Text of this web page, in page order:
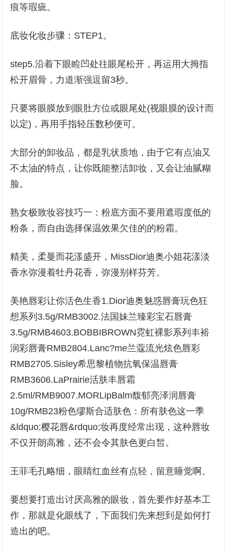
痕等瑕疵。
底妆化妆步骤：STEP1。
step5.沿着下眼睑凹处往眼尾松开，再运用大拇指
松开眉骨，力道渐强逗留3秒。
只要将眼膜放到眼肚方位或眼尾处(视眼膜的设计而
以定)，再用手指轻压数秒便可。
大部分的卸妆品，都是乳状质地，由于它有点油又
不太油的特点，让你既能整洁卸妆，又会让油腻糊
脸。
熟女极致妆容技巧一：粉底方面不要用遮瑕度低的
粉条，而自由选择保温效果欠佳的的粉霜。
精美，柔曼而花漾盛开，MissDior迪奥小姐花漾淡
香水弥漫着牡丹花香，弥漫别样芬芳。
美艳唇彩让你活色生香1.Dior迪奥魅惑唇膏玩色狂
想系列3.5g/RMB3002.法国妹兰臻彩宝石唇膏
3.5g/RMB4603.BOBBIBROWN霓虹裸影系列丰裕
润彩唇膏RMB2804.Lanc?me兰蔻流光炫色唇彩
RMB2705.Sisley希思黎植物抗氧保温唇膏
RMB3606.LaPrairie活肤丰唇霜
2.5ml/RMB9007.MORLipBalm馥郁亮泽润唇膏
10g/RMB23粉色缪斯合适肤色：所有肤色这一季
&ldquo;樱花唇&rdquo;妆再度经常出现，这种唇妆
不仅开朗高雅，还不会令其肤色更白皙。
王菲毛孔略细，眼睛红血丝有点轻，留意睡觉啊。
要想要打造出讨厌高雅的眼妆，首先要作好基本工
作，那就是化眼线了，下面我们先来想到是如何打
造出的吧。